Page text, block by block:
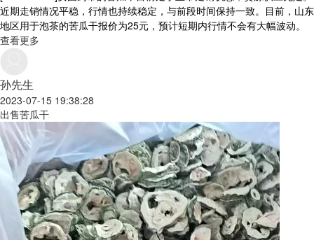
近期走销情况平稳，行情也持续稳定，与前段时间保持一致。目前，山东
地区用于泡茶的苦瓜干报价为25元，预计短期内行情不会有大幅波动。
查看更多
孙先生
2023-07-15 19:38:28
出售苦瓜干